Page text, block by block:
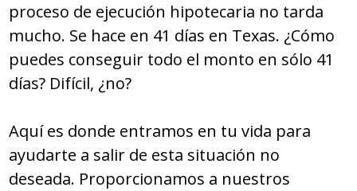
proceso de ejecución hipotecaria no tarda
mucho. Se hace en 41 días en Texas. ¿Cómo
puedes conseguir todo el monto en sólo 41
días? Difícil, ¿no?
Aquí es donde entramos en tu vida para
ayudarte a salir de esta situación no
deseada. Proporcionamos a nuestros